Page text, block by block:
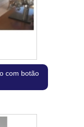
com botão